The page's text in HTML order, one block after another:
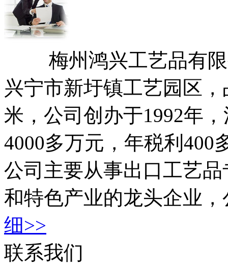
梅州鸿兴工艺品有限
兴宁市新圩镇工艺园区
米，公司创办于1992年
4000多万元，年税利400
公司主要从事出口工艺
和特色产业的龙头企业
细>>
联系我们